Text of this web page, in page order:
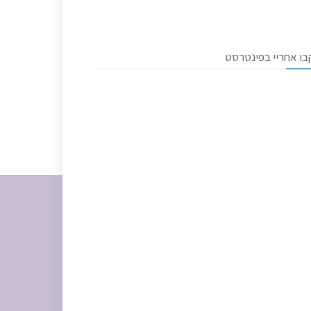
אחריי בפינטרסט